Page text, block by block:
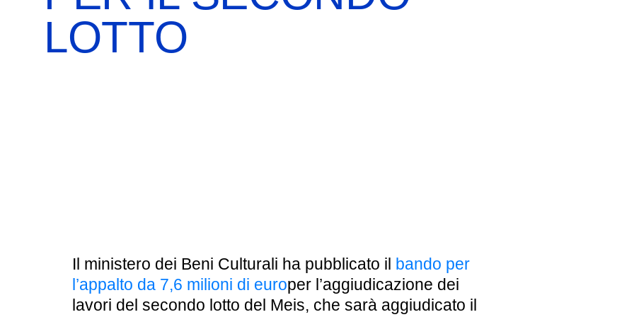
BOOKSHOP
AULA DIDATTICA
VISITE GUIDATE
PASSATI
RICERCA
IL CICLO DELLA VITA
#ITALIAEBRAICA
LOTTO
Il ministero dei Beni Culturali ha pubblicato il bando per
l’appalto da 7,6 milioni di europer l’aggiudicazione dei
lavori del secondo lotto del Meis, che sarà aggiudicato il